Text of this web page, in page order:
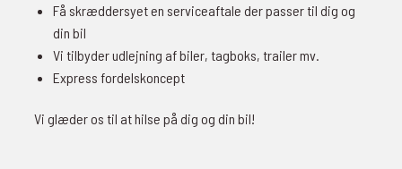
Få skræddersyet en serviceaftale der passer til dig og
din bil
Vi tilbyder udlejning af biler, tagboks, trailer mv.
Express fordelskoncept
Vi glæder os til at hilse på dig og din bil!